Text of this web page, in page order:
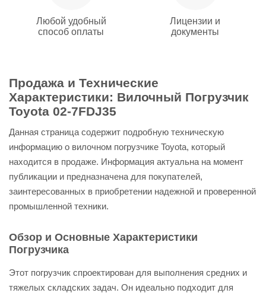
Любой удобный
способ оплаты
Лицензии и
документы
Продажа и Технические
Характеристики: Вилочный Погрузчик
Toyota 02-7FDJ35
Данная страница содержит подробную техническую
информацию о вилочном погрузчике Toyota, который
находится в продаже. Информация актуальна на момент
публикации и предназначена для покупателей,
заинтересованных в приобретении надежной и проверенной
промышленной техники.
Обзор и Основные Характеристики
Погрузчика
Этот погрузчик спроектирован для выполнения средних и
тяжелых складских задач. Он идеально подходит для